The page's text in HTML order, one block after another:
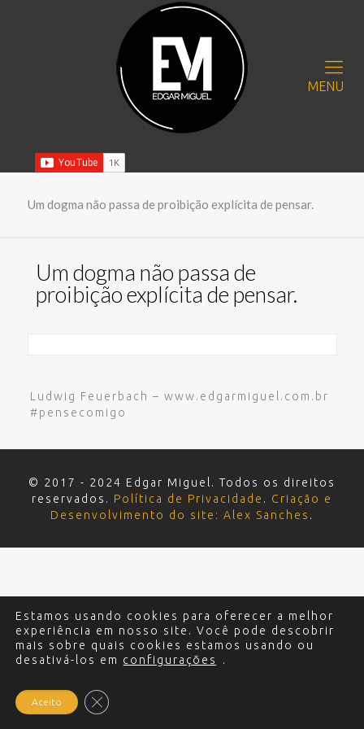
MENU
Um dogma não passa de proibição explícita de pensar.
Um dogma não passa de
proibição explícita de pensar.
Ludwig Feuerbach – www.edgarmiguel.com.br
#pensecomigo
© 2017 - 2024 Edgar Miguel. Todos os direitos
reservados. Política de Privacidade . Criação e
Desenvolvimento do site: Alex Sanches .
Estamos usando cookies para oferecer a melhor
experiência em nosso site. Você pode descobrir
mais sobre quais cookies estamos usando ou
desativá-los em configurações .
Aceito Close GDPR Cookie Banner